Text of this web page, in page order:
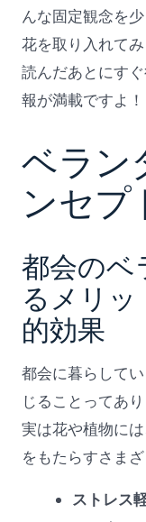
んな固定観念を
花を取り入れて
読んだあとにす
報が満載ですよ！
ベラン
ンセプ
都会のベ
るメリッ
的効果
都会に暮らして
じることってあ
実は花や植物に
をもたらすさま
ストレス